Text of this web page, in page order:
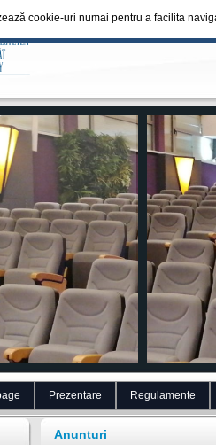
Prezentare Regulamente
Anunturi
cookie-uri numai pentru a facilita